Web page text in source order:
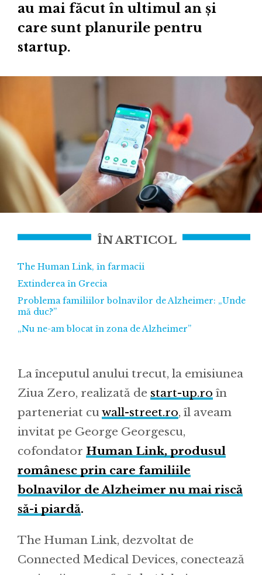
au mai făcut în ultimul an și
care sunt planurile pentru
startup.
ÎN ARTICOL
The Human Link, în farmacii
Extinderea în Grecia
Problema familiilor bolnavilor de Alzheimer: „Unde
mă duc?”
„Nu ne-am blocat în zona de Alzheimer”
La începutul anului trecut, la emisiunea
Ziua Zero, realizată de start-up.ro în
parteneriat cuwall-street.ro, îl aveam
invitat pe George Georgescu,
cofondator Human Link, produsul
românesc prin care familiile
bolnavilor de Alzheimer nu mai riscă
să-i piardă.
The Human Link, dezvoltat de
Connected Medical Devices, conectează